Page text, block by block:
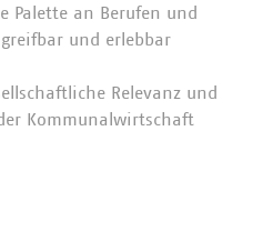
an Berufen und
und erlebbar
Relevanz und
Kommunalwirtschaft